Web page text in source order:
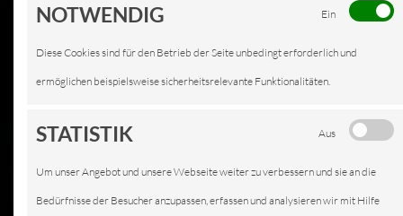
NOTWENDIG Ein
Diese Cookies sind für den Betrieb der Seite unbedingt erforderlich und
ermöglichen beispielsweise sicherheitsrelevante Funktionalitäten.
STATISTIK Aus
Um unser Angebot und unsere Webseite weiter zu verbessern und sie an die
Bedürfnisse der Besucher anzupassen, erfassen und analysieren wir mit Hilfe